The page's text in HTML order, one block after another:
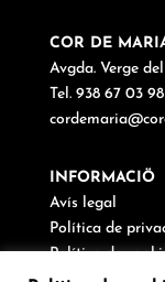
COR DE
Avgda. Verge
Tel. 938 67 03 98
INFORMACIÖ
Avís legal
Política de
Política de